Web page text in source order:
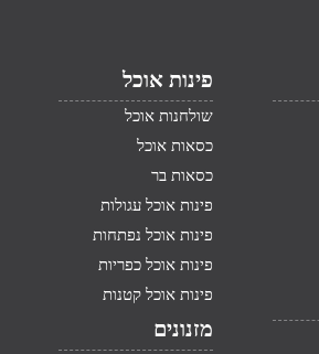
פינות אוכל
שולחנות אוכל
כסאות אוכל
כסאות בר
פינות אוכל עגולות
פינות אוכל נפתחות
פינות אוכל כפריות
פינות אוכל קטנות
מזנונים